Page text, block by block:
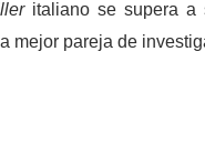
italiano se supera a
mejor pareja de